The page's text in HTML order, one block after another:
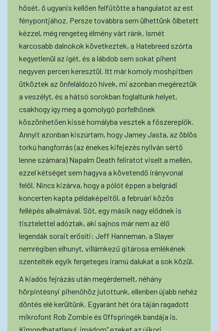
hősét, ő ugyanis kellően felfűtötte a hangulatot az est
fénypontjához. Persze továbbra sem ülhettünk ölbetett
kézzel, még rengeteg élmény várt ránk. Ismét
karcosabb dalnokok következtek, a Hatebreed szórta
kegyetlenül az igét, és a lábdob sem sokat pihent
negyven percen keresztül. Itt már komoly moshpitben
ütköztek az önfeláldozó hívek, mi azonban megéreztük
a veszélyt, és a hátsó sorokban foglaltunk helyet,
csakhogy így meg a gomolygó porfelhőnek
köszönhetően kissé homályba vesztek a főszereplők.
Annyit azonban kiszúrtam, hogy Jamey Jasta, az öblös
torkú hangforrás (az énekes kifejezés nyilván sértő
lenne számára) Napalm Death feliratot viselt a mellén,
ezzel kétséget sem hagyva a követendő irányvonal
felől. Nincs kizárva, hogy a pólót éppen a belgrádi
koncerten kapta példaképeitől, a februári közös
fellépés alkalmával. Sőt, egy másik nagy elődnek is
tisztelettel adóztak, aki sajnos már nem az élő
legendák sorait erősíti: Jeff Hanneman, a Slayer
nemrégiben elhunyt, villámkezű gitárosa emlékének
szentelték egyik fergeteges iramú dalukat a sok közül.
A kiadós fejrázás után megérdemelt, néhány
hörpintésnyi pihenőhöz jutottunk, ellenben újabb nehéz
döntés elé kerültünk. Egyaránt hét óra táján ragadott
mikrofont Rob Zombie és Offspringék bandája is.
Kimondhatatlanul „imádom” ezeket az újkori